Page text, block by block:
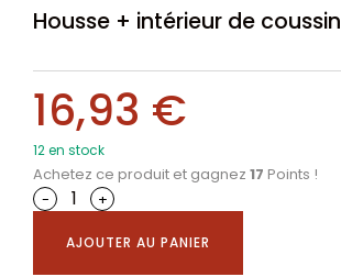
Housse + intérieur de coussin
16,93 €
12 en stock
Achetez ce produit et gagnez 17 Points !
-
+
AJOUTER AU PANIER